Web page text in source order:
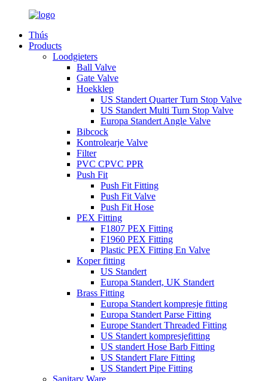
Thús
Products
Loodgieters
Ball Valve
Gate Valve
Hoekklep
US Standert Quarter Turn Stop Valve
US Standert Multi Turn Stop Valve
Europa Standert Angle Valve
Bibcock
Kontrolearje Valve
Filter
PVC CPVC PPR
Push Fit
Push Fit Fitting
Push Fit Valve
Push Fit Hose
PEX Fitting
F1807 PEX Fitting
F1960 PEX Fitting
Plastic PEX Fitting En Valve
Koper fitting
US Standert
Europa Standert, UK Standert
Brass Fitting
Europa Standert kompresje fitting
Europa Standert Parse Fitting
Europe Standert Threaded Fitting
US Standert kompresjefitting
US standert Hose Barb Fitting
US Standert Flare Fitting
US Standert Pipe Fitting
Sanitary Ware